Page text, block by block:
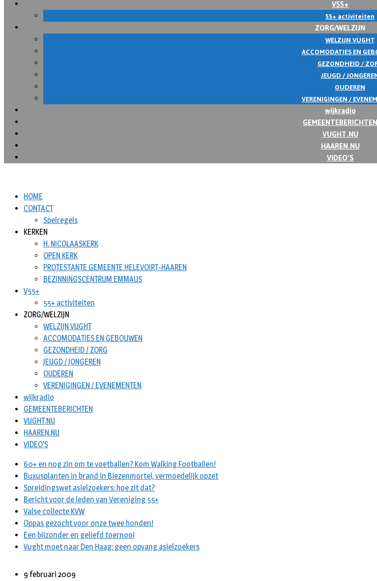
V55+
55+ activiteiten
ZORG/WELZIJN
WELZIJN VUGHT
ACCOMODATIES EN
GEZONDHEID /
JEUGD /
OUDEREN
VERENIGINGEN /
wijkradio
GEMEENTEBERICHTEN
VUGHT.NU
HAAREN.NU
VIDEO’S
HOME
CONTACT
Spelregels
KERKEN
H. NICOLAASKERK
OPEN KERK
PROTESTANTE GEMEENTE HELEVOIRT-HAAREN
BEZINNINGSCENTRUM EMMAUS
V55+
55+ activiteiten
ZORG/WELZIJN
WELZIJN VUGHT
ACCOMODATIES EN GEBOUWEN
GEZONDHEID / ZORG
JEUGD / JONGEREN
OUDEREN
VERENIGINGEN / EVENEMENTEN
wijkradio
GEMEENTEBERICHTEN
VUGHT.NU
HAAREN.NU
VIDEO’S
60+ en nog zin om te voetballen? Kom Walking Footballen!
Buxusplanten in brand in Biezenmortel, vermoedelijk opzet
Spreidingswet asielzoekers: hoe zit dat?
Bericht voor de leden van Vereniging 55+
Valse collecte KVW
Oppas gezocht voor onze twee honden!
Een bijzonder en geliefd toernooi
Vught moet naar Den Haag: geen opvang asielzoekers
9 februari 2009